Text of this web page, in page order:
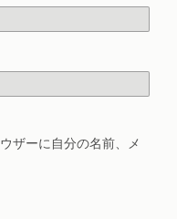
ザーに自分の名前、メ